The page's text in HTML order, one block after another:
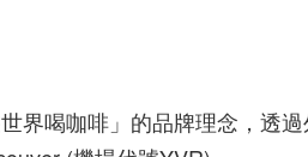
界喝咖啡」的品牌理念，透